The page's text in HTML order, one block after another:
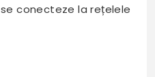
conecteze la rețelele